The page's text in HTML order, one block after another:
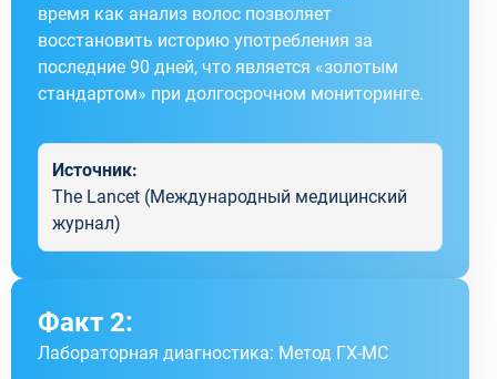
время как анализ волос позволяет
восстановить историю употребления за
последние 90 дней, что является «золотым
стандартом» при долгосрочном мониторинге.
Источник:
The Lancet (Международный медицинский
журнал)
Факт 2:
Лабораторная диагностика: Метод ГХ-МС